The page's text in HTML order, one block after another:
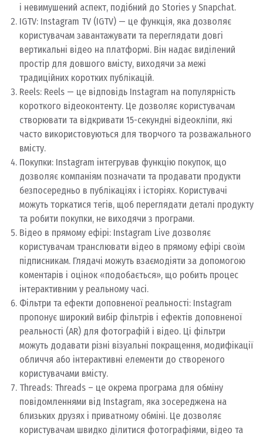
і невимушений аспект, подібний до Stories у Snapchat.
IGTV: Instagram TV (IGTV) — це функція, яка дозволяє
користувачам завантажувати та переглядати довгі
вертикальні відео на платформі. Він надає виділений
простір для довшого вмісту, виходячи за межі
традиційних коротких публікацій.
Reels: Reels — це відповідь Instagram на популярність
короткого відеоконтенту. Це дозволяє користувачам
створювати та відкривати 15-секундні відеокліпи, які
часто використовуються для творчого та розважального
вмісту.
Покупки: Instagram інтегрував функцію покупок, що
дозволяє компаніям позначати та продавати продукти
безпосередньо в публікаціях і історіях. Користувачі
можуть торкатися тегів, щоб переглядати деталі продукту
та робити покупки, не виходячи з програми.
Відео в прямому ефірі: Instagram Live дозволяє
користувачам транслювати відео в прямому ефірі своїм
підписникам. Глядачі можуть взаємодіяти за допомогою
коментарів і оцінок «подобається», що робить процес
інтерактивним у реальному часі.
Фільтри та ефекти доповненої реальності: Instagram
пропонує широкий вибір фільтрів і ефектів доповненої
реальності (AR) для фотографій і відео. Ці фільтри
можуть додавати різні візуальні покращення, модифікації
обличчя або інтерактивні елементи до створеного
користувачами вмісту.
Threads: Threads – це окрема програма для обміну
повідомленнями від Instagram, яка зосереджена на
близьких друзях і приватному обміні. Це дозволяє
користувачам швидко ділитися фотографіями, відео та